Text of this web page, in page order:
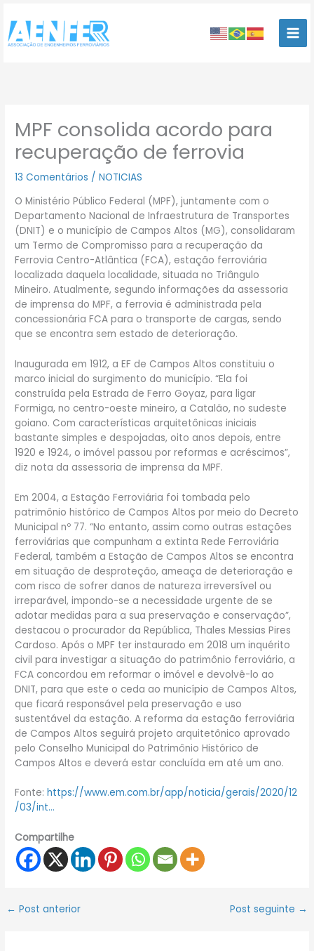
para
conteúdo
MPF consolida acordo para
recuperação de ferrovia
13 Comentários /NOTICIAS
O Ministério Público Federal (MPF), juntamente com o
Departamento Nacional de Infraestrutura de Transportes
(DNIT) e o município de Campos Altos (MG), consolidaram
um Termo de Compromisso para a recuperação da
Ferrovia Centro-Atlântica (FCA), estação ferroviária
localizada daquela localidade, situada no Triângulo
Mineiro. Atualmente, segundo informações da assessoria
de imprensa do MPF, a ferrovia é administrada pela
concessionária FCA para o transporte de cargas, sendo
que se encontra sem estado de deterioração.
Inaugurada em 1912, a EF de Campos Altos constituiu o
marco inicial do surgimento do município. “Ela foi
construída pela Estrada de Ferro Goyaz, para ligar
Formiga, no centro-oeste mineiro, a Catalão, no sudeste
goiano. Com características arquitetônicas iniciais
bastante simples e despojadas, oito anos depois, entre
1920 e 1924, o imóvel passou por reformas e acréscimos”,
diz nota da assessoria de imprensa da MPF.
Em 2004, a Estação Ferroviária foi tombada pelo
patrimônio histórico de Campos Altos por meio do Decreto
Municipal nº 77. “No entanto, assim como outras estações
ferroviárias que compunham a extinta Rede Ferroviária
Federal, também a Estação de Campos Altos se encontra
em situação de desproteção, ameaça de deterioração e
com risco de sofrer danos de natureza irreversível ou
irreparável, impondo-se a necessidade urgente de se
adotar medidas para a sua preservação e conservação”,
destacou o procurador da República, Thales Messias Pires
Cardoso. Após o MPF ter instaurado em 2018 um inquérito
civil para investigar a situação do patrimônio ferroviário, a
FCA concordou em reformar o imóvel e devolvê-lo ao
DNIT, para que este o ceda ao município de Campos Altos,
que ficará responsável pela preservação e uso
sustentável da estação. A reforma da estação ferroviária
de Campos Altos seguirá projeto arquitetônico aprovado
pelo Conselho Municipal do Patrimônio Histórico de
Campos Altos e deverá estar concluída em até um ano.
Fonte:https://www.em.com.br/app/noticia/gerais/2020/12
/03/int…
Compartilhe
← Post anterior Post seguinte →